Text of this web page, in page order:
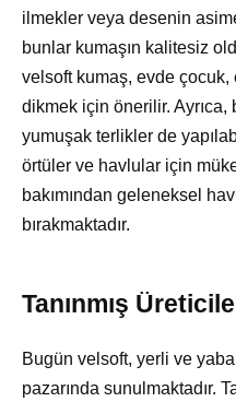
ilmekler veya desenin
bunlar kumaşın kalitesiz
velsoft kumaş, evde çocuk,
dikmek için önerilir. Ayrıca,
yumuşak terlikler de
örtüler ve havlular için
bakımından geleneksel
bırakmaktadır.
Tanınmış
Bugün velsoft, yerli ve
pazarında sunulmaktadır.